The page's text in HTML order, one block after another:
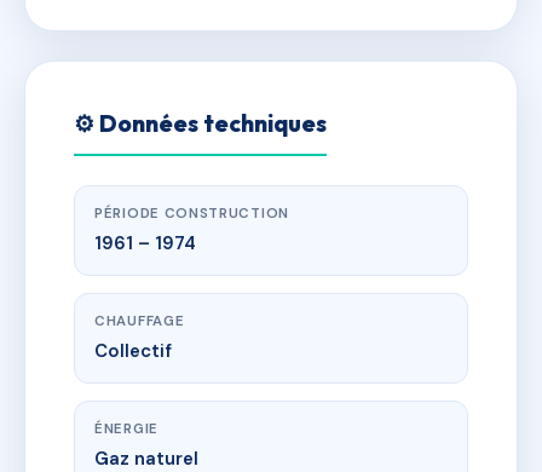
⚙️ Données techniques
PÉRIODE CONSTRUCTION
1961 – 1974
CHAUFFAGE
Collectif
ÉNERGIE
Gaz naturel